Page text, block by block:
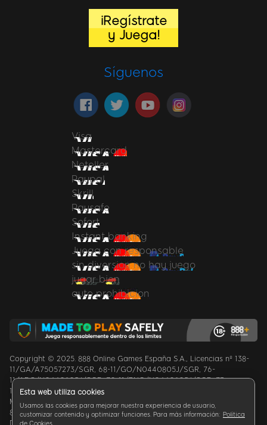
¡Regístrate
y Juega!
Síguenos
Visa
Mastercard
Neteller
Paypal
Skrill
Paysafe
Sofort
Instant banking
Juega con responsable
sin diversion no hay juego
jugar bien
auto prohibicion
Copyright © 2025. 888 Online Games España S.A., Licencias nº 138-
11/GA/A75057273/SGR, 68-11/GO/N0440805J/SGR, 76-
11/ADC/N0440805J/SGR, 70-11/BNG/N0440805J/SGR, 73-
11/BLJ/N0440805J/SGR, 71-11/POQ/N0440805J7SGR,
MAZ/2014/008, una filial de evoke Plc.
888 Online Games España S.A. es una sociedad inscrita en Ceuta;
Domicilio social: Calle Millán Astray nº1, 51001, Ceuta, España.
Esta web utiliza cookies
Usamos las cookies para mejorar nuestra experiencia de usuario,
customizar contenido y optimizar funciones. Para más información: Política